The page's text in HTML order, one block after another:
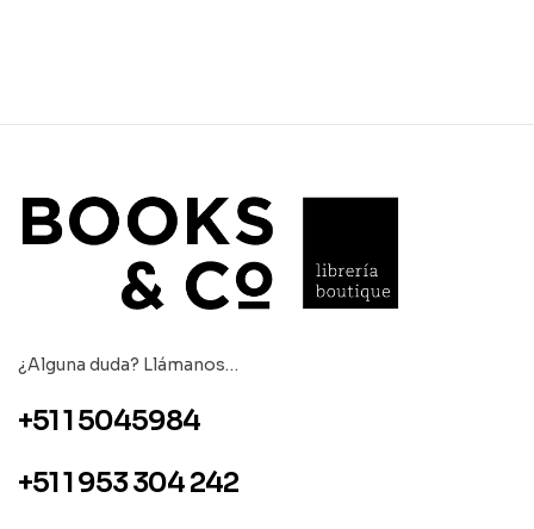
¿Alguna duda? Llámanos…
+51 1 5045984
+51 1 953 304 242